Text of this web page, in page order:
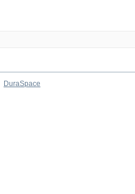
DuraSpace